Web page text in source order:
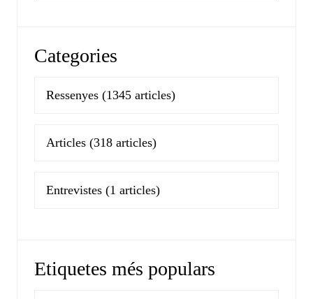
Categories
Ressenyes (1345 articles)
Articles (318 articles)
Entrevistes (1 articles)
Etiquetes més populars